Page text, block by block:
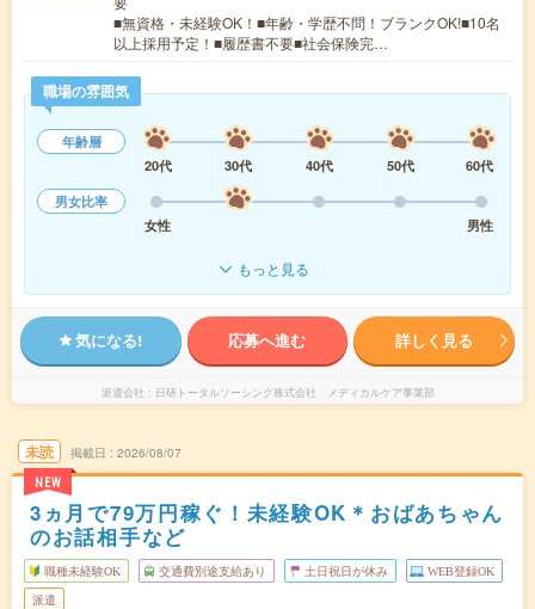
■無資格・未経験OK！■年齢・学歴不問！ブランクOK!■10名
以上採用予定！■履歴書不要■社会保険完…
職場の雰囲気
年齢層
20代
30代 40代 50代
60代
男女比率
女性
男性
もっと見る
気になる! 応募へ進む 詳しく見る
派遣会社 日研トータルソーシング株式会社 メディカルケア事業部
未読
NEW
掲載日 2026/08/07
3ヵ月で79万円稼ぐ！未経験OK＊おばあちゃん
のお話相手など
職種未経験OK 交通費別途支給あり 土日祝日が休み WEB登録OK
派遣